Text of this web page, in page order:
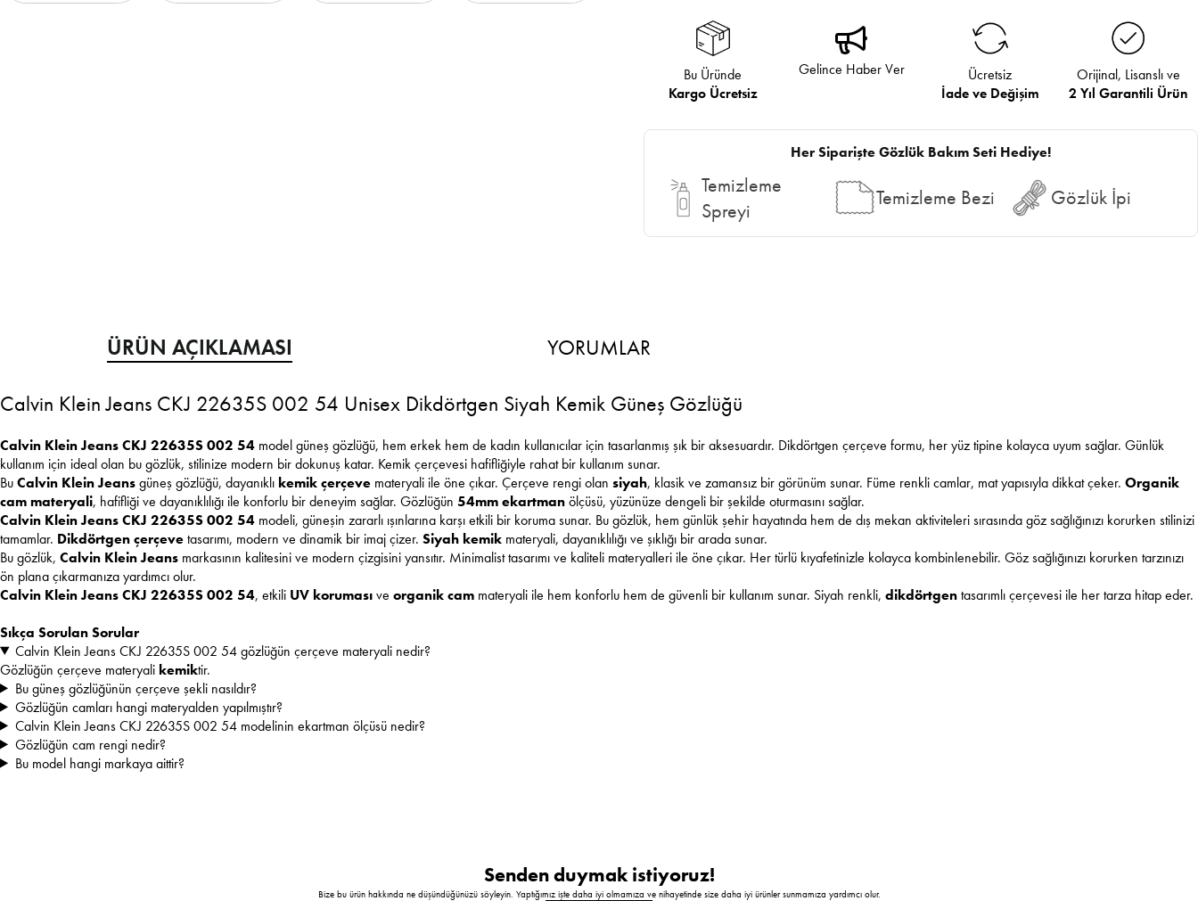
Bu Üründe
Kargo Ücretsiz
Gelince Haber Ver
Ücretsiz
İade ve Değişim
Orijinal, Lisanslı ve
2 Yıl Garantili Ürün
Her Siparişte Gözlük Bakım Seti Hediye!
Temizleme
Spreyi
Temizleme Bezi Gözlük İpi
ÜRÜN AÇIKLAMASI YORUMLAR
Calvin Klein Jeans CKJ 22635S 002 54 Unisex Dikdörtgen Siyah Kemik Güneş Gözlüğü
Calvin Klein Jeans CKJ 22635S 002 54 model güneş gözlüğü, hem erkek hem de kadın kullanıcılar için tasarlanmış şık bir aksesuardır. Dikdörtgen çerçeve formu, her yüz tipine kolayca uyum sağlar. Günlük
kullanım için ideal olan bu gözlük, stilinize modern bir dokunuş katar. Kemik çerçevesi hafifliğiyle rahat bir kullanım sunar.
BuCalvin Klein Jeansgüneş gözlüğü, dayanıklı kemik çerçeve materyali ile öne çıkar. Çerçeve rengi olan siyah, klasik ve zamansız bir görünüm sunar. Füme renkli camlar, mat yapısıyla dikkat çeker. Organik
cam materyali, hafifliği ve dayanıklılığı ile konforlu bir deneyim sağlar. Gözlüğün 54mm ekartmanölçüsü, yüzünüze dengeli bir şekilde oturmasını sağlar.
Calvin Klein Jeans CKJ 22635S 002 54 modeli, güneşin zararlı ışınlarına karşı etkili bir koruma sunar. Bu gözlük, hem günlük şehir hayatında hem de dış mekan aktiviteleri sırasında göz sağlığınızı korurken stilinizi
tamamlar. Dikdörtgen çerçevetasarımı, modern ve dinamik bir imaj çizer. Siyah kemik materyali, dayanıklılığı ve şıklığı bir arada sunar.
Bu gözlük, Calvin Klein Jeans markasının kalitesini ve modern çizgisini yansıtır. Minimalist tasarımı ve kaliteli materyalleri ile öne çıkar. Her türlü kıyafetinizle kolayca kombinlenebilir. Göz sağlığınızı korurken tarzınızı
ön plana çıkarmanıza yardımcı olur.
Calvin Klein Jeans CKJ 22635S 002 54, etkili UV korumasıve organik cam materyali ile hem konforlu hem de güvenli bir kullanım sunar. Siyah renkli, dikdörtgentasarımlı çerçevesi ile her tarza hitap eder.
Sıkça Sorulan Sorular
Calvin Klein Jeans CKJ 22635S 002 54 gözlüğün çerçeve materyali nedir?
Gözlüğün çerçeve materyali kemiktir.
Bu güneş gözlüğünün çerçeve şekli nasıldır?
Gözlüğün camları hangi materyalden yapılmıştır?
Calvin Klein Jeans CKJ 22635S 002 54 modelinin ekartman ölçüsü nedir?
Gözlüğün cam rengi nedir?
Bu model hangi markaya aittir?
Senden duymak istiyoruz!
Bize bu ürün hakkında ne düşündüğünüzü söyleyin. Yaptığımız işte daha iyi olmamıza ve nihayetinde size daha iyi ürünler sunmamıza yardımcı olur.